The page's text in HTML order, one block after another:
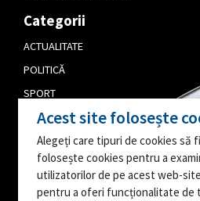
Categorii
ACTUALITATE
POLITICĂ
SPORT
CULTURĂ
PUBLICITATE
EDITORIAL
AI O INFORMAȚIE
Acest site folosește
Alegeți care tipuri de cookies să
folosește cookies pentru a
utilizatorilor de pe acest web-
pentru a oferi funcționalitate de